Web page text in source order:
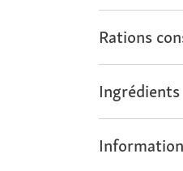
Rations
Ingrédients